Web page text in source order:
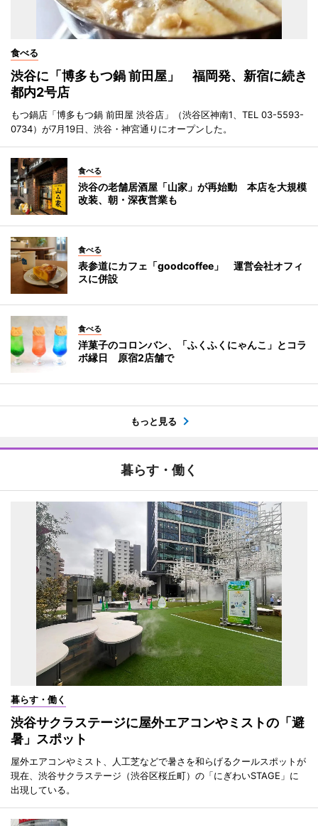
食べる
渋谷に「博多もつ鍋 前田屋」 福岡発、新宿に続き
都内2号店
もつ鍋店「博多もつ鍋 前田屋 渋谷店」（渋谷区神南1、TEL 03-5593-
0734）が7月19日、渋谷・神宮通りにオープンした。
食べる
渋谷の老舗居酒屋「山家」が再始動 本店を大規模
改装、朝・深夜営業も
食べる
表参道にカフェ「goodcoffee」 運営会社オフィ
スに併設
食べる
洋菓子のコロンバン、「ふくふくにゃんこ」とコラ
ボ縁日 原宿2店舗で
もっと見る
暮らす・働く
暮らす・働く
渋谷サクラステージに屋外エアコンやミストの「避
暑」スポット
屋外エアコンやミスト、人工芝などで暑さを和らげるクールスポットが
現在、渋谷サクラステージ（渋谷区桜丘町）の「にぎわいSTAGE」に
出現している。